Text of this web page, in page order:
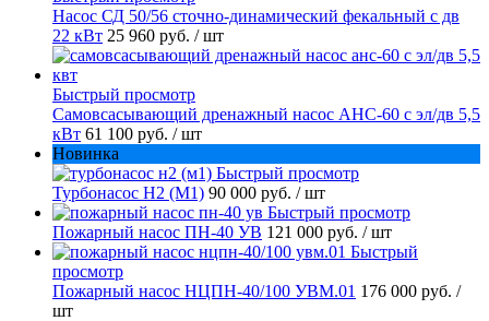
Насос СД 50/56 сточно-динамический фекальный с дв
22 кВт 25 960 руб. / шт
Быстрый просмотр
Самовсасывающий дренажный насос АНС-60 с эл/дв 5,5
кВт 61 100 руб. / шт
Новинка
Быстрый просмотр
Турбонасос Н2 (М1) 90 000 руб. / шт
Быстрый просмотр
Пожарный насос ПН-40 УВ 121 000 руб. / шт
Быстрый
просмотр
Пожарный насос НЦПН-40/100 УВМ.01 176 000 руб. /
шт